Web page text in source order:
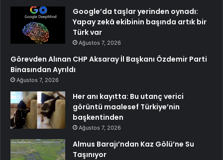
Google’da taşlar yerinden oynadı:
Yapay zekâ ekibinin başında artık bir
Türk var
Ağustos 7, 2026
Görevden Alınan CHP Aksaray İl Başkanı Özdemir Parti
Binasından Ayrıldı
Ağustos 7, 2026
Her anı kayıtta: Bu utanç verici
görüntü maalesef Türkiye’nin
başkentinden
Ağustos 7, 2026
Almus Barajı’ndan Kaz Gölü’ne Su
Taşınıyor